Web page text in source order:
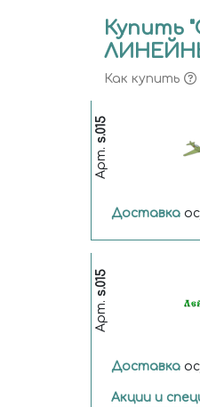
Купить
Как купить
Арт.
s.015
Доставка
Арт.
s.015
Доставка
Акции и